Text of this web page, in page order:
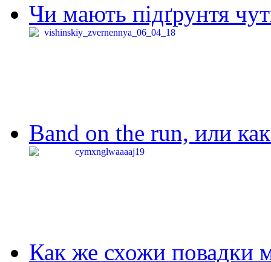
Чи мають підґрунтя
Band on the run, или
Как же схожи повадки